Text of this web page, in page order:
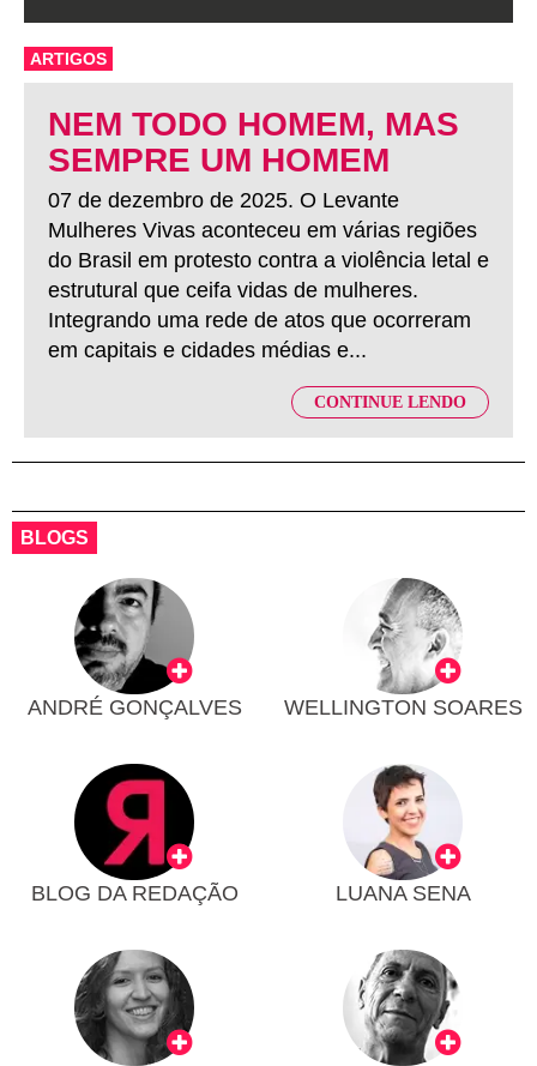
ARTIGOS
NEM TODO HOMEM, MAS
SEMPRE UM HOMEM
07 de dezembro de 2025. O Levante
Mulheres Vivas aconteceu em várias regiões
do Brasil em protesto contra a violência letal e
estrutural que ceifa vidas de mulheres.
Integrando uma rede de atos que ocorreram
em capitais e cidades médias e...
CONTINUE LENDO
BLOGS
ANDRÉ GONÇALVES WELLINGTON SOARES
BLOG DA REDAÇÃO LUANA SENA